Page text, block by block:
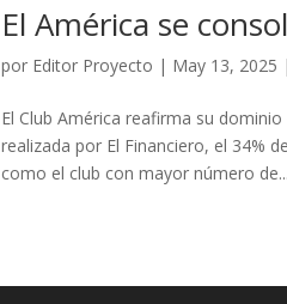
El América se
por Editor Proyecto | May 13, 2025 |
El Club América reafirma su
realizada por El Financiero, el 34%
como el club con mayor número de...